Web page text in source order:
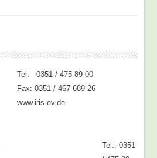
Tel: 0351 / 475 89 00
Fax: 0351 / 467 689 26
www.iris-ev.de
Tel.: 0351